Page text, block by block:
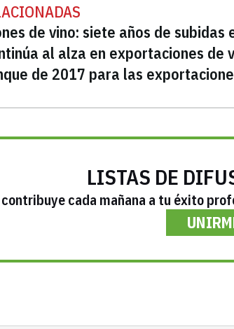
de vino: siete años de subidas
al alza en exportaciones de
de 2017 para las
LISTAS DE
cada mañana a tu éxito